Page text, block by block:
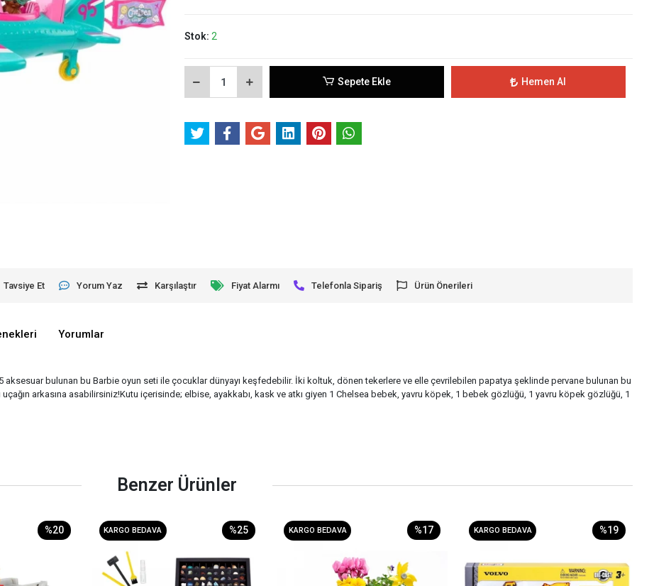
Stok: 2
Sepete Ekle Hemen Al
Tavsiye Et Yorum Yaz Karşılaştır Fiyat Alarmı Telefonla Sipariş Ürün Önerileri
Yorumlar
aksesuar bulunan bu Barbie oyun seti ile çocuklar dünyayı keşfedebilir. İki koltuk, dönen tekerlere ve elle çevrilebilen papatya şeklinde pervane bulunan bu
arkasına asabilirsiniz!Kutu içerisinde; elbise, ayakkabı, kask ve atkı giyen 1 Chelsea bebek, yavru köpek, 1 bebek gözlüğü, 1 yavru köpek gözlüğü, 1
Benzer Ürünler
%20 KARGO BEDAVA %25 KARGO BEDAVA %17 KARGO BEDAVA %19